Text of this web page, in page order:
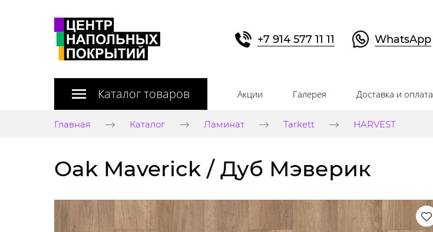
+7 914 577 11 11 WhatsApp
Каталог товаров Акции Галерея Доставка и оплата
Главная Каталог Ламинат Tarkett HARVEST
Oak Maverick / Дуб Мэверик